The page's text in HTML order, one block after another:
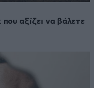
αξίζει να βάλετε